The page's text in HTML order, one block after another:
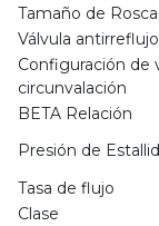
Tamaño de Rosca
Válvula antirreflujo
Configuración de
circunvalación
BETA Relación
Presión de
Tasa de flujo
Clase